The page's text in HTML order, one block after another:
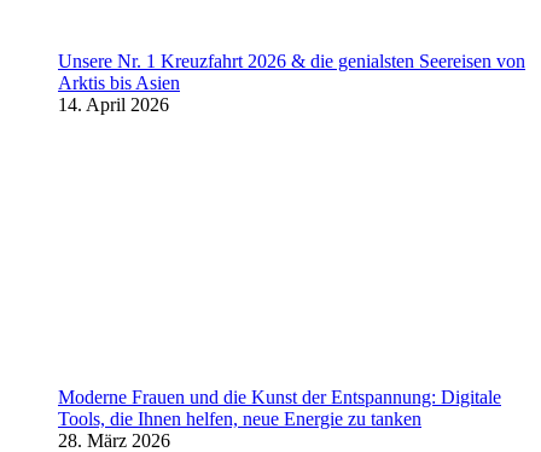
Unsere Nr. 1 Kreuzfahrt 2026 & die genialsten Seereisen von
Arktis bis Asien
14. April 2026
Moderne Frauen und die Kunst der Entspannung: Digitale
Tools, die Ihnen helfen, neue Energie zu tanken
28. März 2026